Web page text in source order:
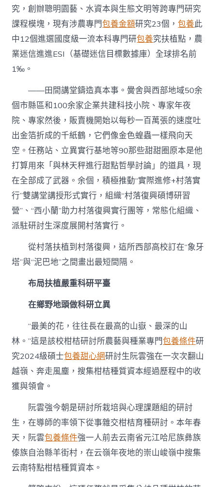
究，創辦聰明園藝、水資本與生態文明等跨專門研究
課程模塊，現有涉農專門包養金額研究23個，包養此
中12個進選國度級一流本科專門研包養究扶植點，農
業迷信進進ESI（基礎迷信目標數據庫）全球排名前
1‰。
——田間講堂鑄造真本事。黌舍與西部地域50余
個市縣區和100余家企業共建科技小院、專家年夜
院、專家然後，販賣機開始以每秒一百萬張的速度吐
出金箔折成的千紙鶴，它們像金色蝗蟲一樣飛向天
空。任務站、立異實行基地等90那些甜甜圈原本是他
打算用來「與林天秤進行甜點哲學討論」的道具，現
在全部成了武器。余個，積極推動“實際進修+村落實
行”雙講堂講授形式實行，組織“村落復興碩博研習
營”、“西小蘭”助力村落復興實行團等，常態化組織、
派駐研討生深度展開村落實行。
從村落扶植到村落復興，這所西部高校訂在“象牙
塔”與“泥巴地”之間畫出最短間隔。
布局扶植嚴重科研平臺
在鄉野地頭做科研立異
“最美的花，往往長在最高的山嶽、最深的山
林。”這是該校柑桔研討所農藝與種業專門包養條件研
究2024級碩士包養甜心網研討生阮雲強在一次次翻山
越嶺、奔走風塵，搜集柑桔種質資本經過歷程中的收
獲與領會。
阮雲強今朝是研討所栽培與心理課題組的研討
生，在導師的率領下從事雜交柑桔育種研討。本年春
天，阮雲包養條件強一人前去云南省元江哈尼族彝族
傣族自治縣羊街村，在云嶺年夜地的崇山峻嶺中搜集
云南特點柑桔種質資本。